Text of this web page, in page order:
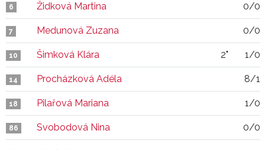
6 Židková Martina 0/0
7 Medunová Zuzana 0/0
10 Šimková Klára 2" 1/0
14 Procházková Adéla 8/1
18 Pilařová Mariana 1/0
86 Svobodová Nina 0/0